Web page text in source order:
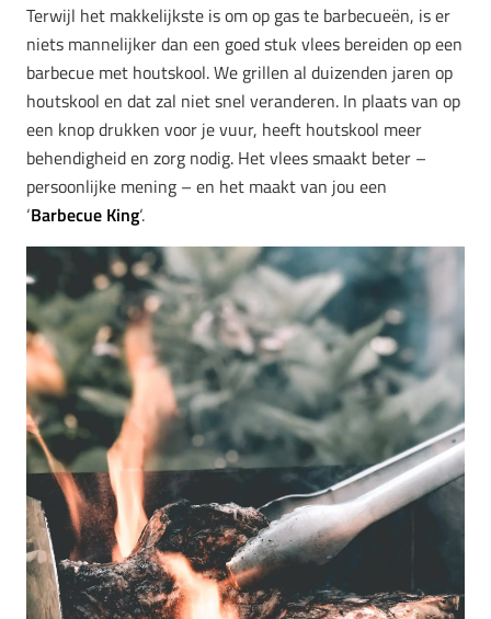
Terwijl het makkelijkste is om op gas te barbecueën, is er
niets mannelijker dan een goed stuk vlees bereiden op een
barbecue met houtskool. We grillen al duizenden jaren op
houtskool en dat zal niet snel veranderen. In plaats van op
een knop drukken voor je vuur, heeft houtskool meer
behendigheid en zorg nodig. Het vlees smaakt beter –
persoonlijke mening – en het maakt van jou een
‘Barbecue King‘.